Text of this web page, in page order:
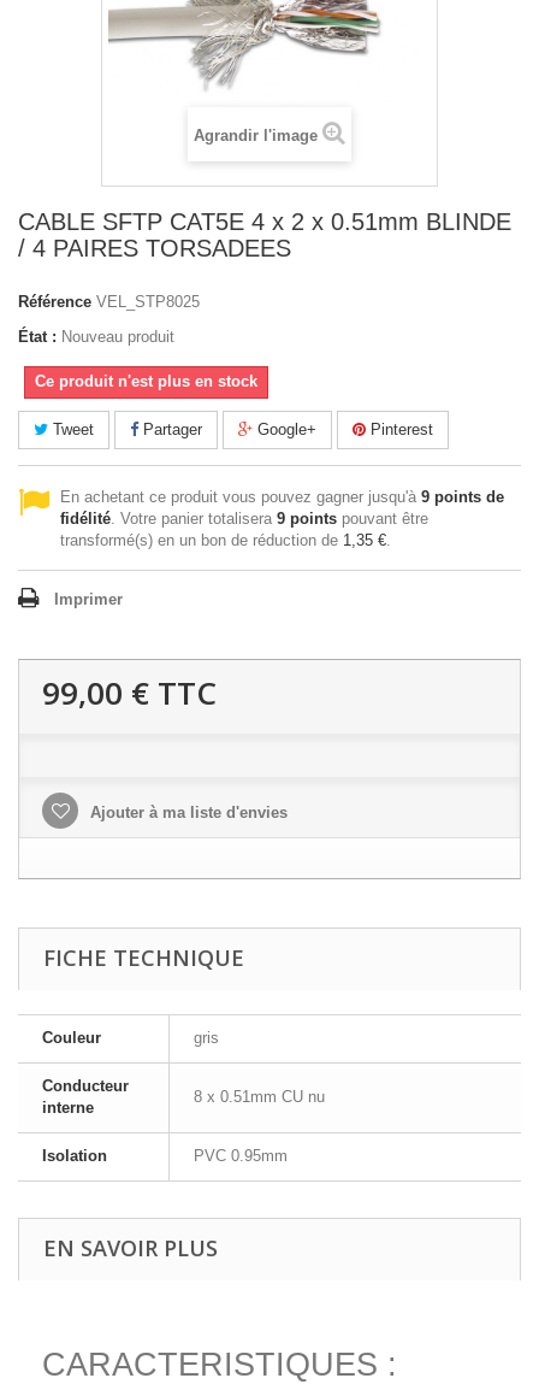
Agrandir l'image
CABLE SFTP CAT5E 4 x 2 x 0.51mm BLINDE
/ 4 PAIRES TORSADEES
Référence VEL_STP8025
État : Nouveau produit
Ce produit n'est plus en stock
Tweet Partager Google+ Pinterest
En achetant ce produit vous pouvez gagner jusqu'à 9 points de
fidélité. Votre panier totalisera 9 points pouvant être
transformé(s) en un bon de réduction de 1,35 €.
Imprimer
99,00 € TTC
Ajouter à ma liste d'envies
FICHE TECHNIQUE
Couleur gris
Conducteur
interne
8 x 0.51mm CU nu
Isolation PVC 0.95mm
EN SAVOIR PLUS
CARACTERISTIQUES :